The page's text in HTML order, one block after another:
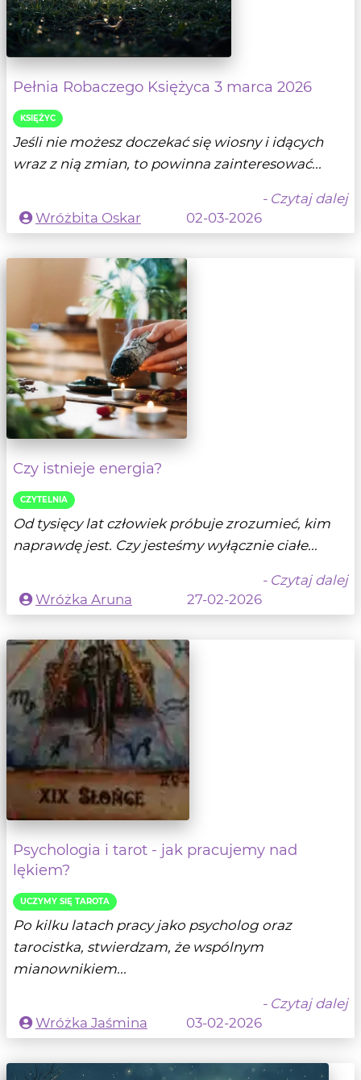
Pełnia Robaczego Księżyca 3 marca 2026
KSIĘŻYC
Jeśli nie możesz doczekać się wiosny i idących
wraz z nią zmian, to powinna zainteresować...
- Czytaj dalej
Wróżbita Oskar
02-03-2026
Czy istnieje energia?
CZYTELNIA
Od tysięcy lat człowiek próbuje zrozumieć, kim
naprawdę jest. Czy jesteśmy wyłącznie ciałe...
- Czytaj dalej
Wróżka Aruna
27-02-2026
Psychologia i tarot - jak pracujemy nad
lękiem?
UCZYMY SIĘ TAROTA
Po kilku latach pracy jako psycholog oraz
tarocistka, stwierdzam, że wspólnym
mianownikiem...
- Czytaj dalej
Wróżka Jaśmina
03-02-2026